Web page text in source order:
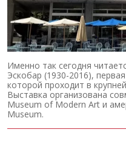
Именно так сегодня
Эскобар (1930-2016),
которой проходит в
Выставка организована
Museum of Modern Art и
Museum.